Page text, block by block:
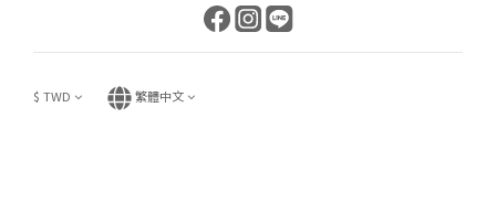
$ TWD 繁體中文